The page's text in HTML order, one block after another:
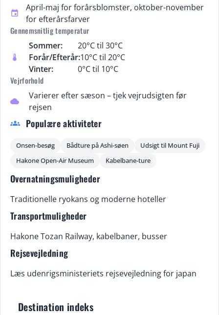
event
April-maj for forårsblomster, oktober-november
for efterårsfarver
Gennemsnitlig temperatur
thermostat
Sommer:
20°C til 30°C
Forår/Efterår:10°C til 20°C
Vinter:
0°C til 10°C
Vejrforhold
cloud
Varierer efter sæson – tjek vejrudsigten før
rejsen
groups Populære aktiviteter
Onsen-besøg Bådture på Ashi-søen
Udsigt til Mount Fuji
Hakone Open-Air Museum
Kabelbane-ture
Overnatningsmuligheder
Traditionelle ryokans og moderne hoteller
Transportmuligheder
Hakone Tozan Railway, kabelbaner, busser
Rejsevejledning
Læs udenrigsministeriets rejsevejledning for japan
Destination indeks